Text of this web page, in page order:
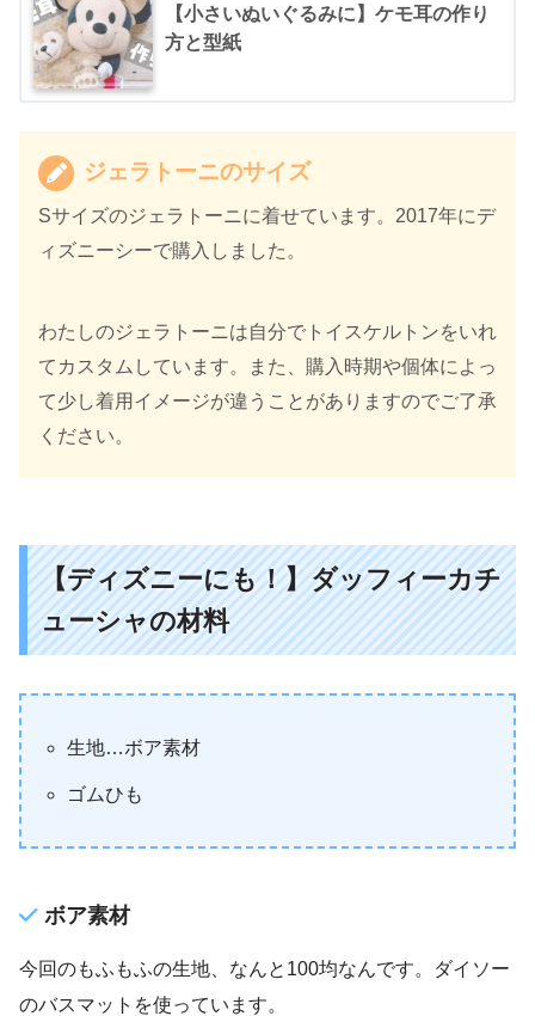
【小さいぬいぐるみに】ケモ耳の作り
方と型紙
ジェラトーニのサイズ
Sサイズのジェラトーニに着せています。2017年にデ
ィズニーシーで購入しました。
わたしのジェラトーニは自分でトイスケルトンをいれ
てカスタムしています。また、購入時期や個体によっ
て少し着用イメージが違うことがありますのでご了承
ください。
【ディズニーにも！】ダッフィーカチ
ューシャの材料
生地…ボア素材
ゴムひも
ボア素材
今回のもふもふの生地、なんと100均なんです。ダイソー
のバスマットを使っています。